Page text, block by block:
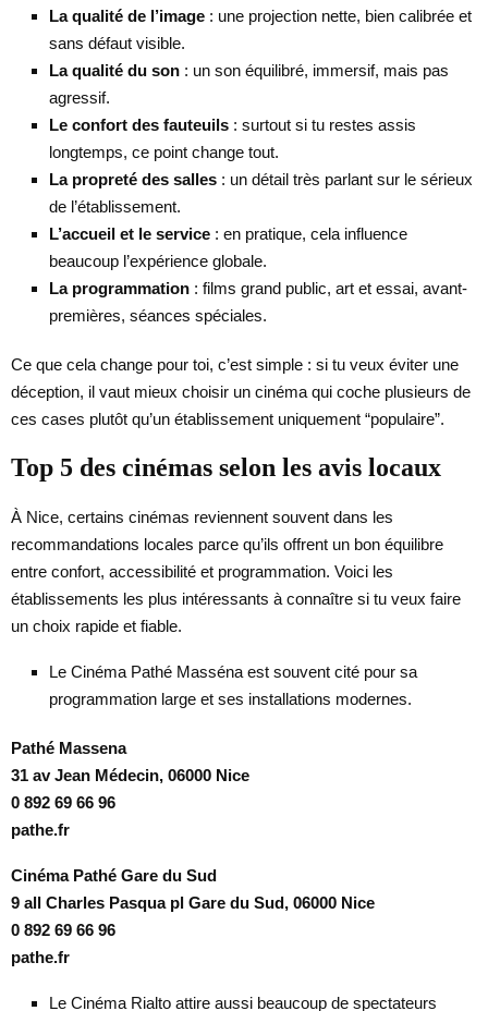
La qualité de l’image : une projection nette, bien calibrée et
sans défaut visible.
La qualité du son : un son équilibré, immersif, mais pas
agressif.
Le confort des fauteuils : surtout si tu restes assis
longtemps, ce point change tout.
La propreté des salles : un détail très parlant sur le sérieux
de l’établissement.
L’accueil et le service : en pratique, cela influence
beaucoup l’expérience globale.
La programmation : films grand public, art et essai, avant-
premières, séances spéciales.
Ce que cela change pour toi, c’est simple : si tu veux éviter une
déception, il vaut mieux choisir un cinéma qui coche plusieurs de
ces cases plutôt qu’un établissement uniquement “populaire”.
Top 5 des cinémas selon les avis locaux
À Nice, certains cinémas reviennent souvent dans les
recommandations locales parce qu’ils offrent un bon équilibre
entre confort, accessibilité et programmation. Voici les
établissements les plus intéressants à connaître si tu veux faire
un choix rapide et fiable.
Le Cinéma Pathé Masséna est souvent cité pour sa
programmation large et ses installations modernes.
Pathé Massena
31 av Jean Médecin, 06000 Nice
0 892 69 66 96
pathe.fr
Cinéma Pathé Gare du Sud
9 all Charles Pasqua pl Gare du Sud, 06000 Nice
0 892 69 66 96
pathe.fr
Le Cinéma Rialto attire aussi beaucoup de spectateurs